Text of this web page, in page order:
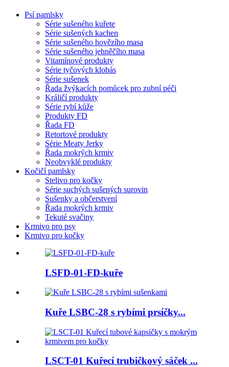
Psí pamlsky
Série sušeného kuřete
Série sušených kachen
Série sušeného hovězího masa
Série sušeného jehněčího masa
Vitamínové produkty
Série tyčových klobás
Série sušenek
Řada žvýkacích pomůcek pro zubní péči
Králičí produkty
Série rybí kůže
Produkty FD
Řada FD
Retortové produkty
Série Meaty Jerky
Řada mokrých krmiv
Neobvyklé produkty
Kočičí pamlsky
Stelivo pro kočky
Série suchých sušených surovin
Sušenky a občerstvení
Řada mokrých krmiv
Tekuté svačiny
Krmivo pro psy
Krmivo pro kočky
LSFD-01-FD-kuře
Kuře LSBC-28 s rybími prsíčky...
LSCT-01 Kuřecí trubičkový sáček ...